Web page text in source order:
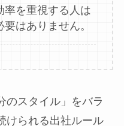
率を重視する人は
はありません。
のスタイル」をバラ
けられる出社ルール